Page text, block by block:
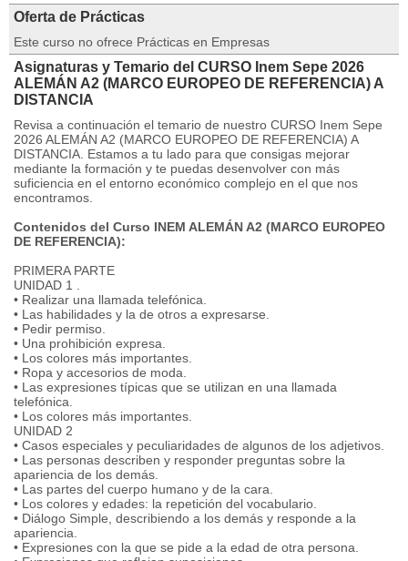
Oferta de Prácticas
Este curso no ofrece Prácticas en Empresas
Asignaturas y Temario del CURSO Inem Sepe 2026
ALEMÁN A2 (MARCO EUROPEO DE REFERENCIA) A
DISTANCIA
Revisa a continuación el temario de nuestro CURSO Inem Sepe
2026 ALEMÁN A2 (MARCO EUROPEO DE REFERENCIA) A
DISTANCIA. Estamos a tu lado para que consigas mejorar
mediante la formación y te puedas desenvolver con más
suficiencia en el entorno económico complejo en el que nos
encontramos.
Contenidos del Curso INEM ALEMÁN A2 (MARCO EUROPEO
DE REFERENCIA):
PRIMERA PARTE
UNIDAD 1 .
• Realizar una llamada telefónica.
• Las habilidades y la de otros a expresarse.
• Pedir permiso.
• Una prohibición expresa.
• Los colores más importantes.
• Ropa y accesorios de moda.
• Las expresiones típicas que se utilizan en una llamada
telefónica.
• Los colores más importantes.
UNIDAD 2
• Casos especiales y peculiaridades de algunos de los adjetivos.
• Las personas describen y responder preguntas sobre la
apariencia de los demás.
• Las partes del cuerpo humano y de la cara.
• Los colores y edades: la repetición del vocabulario.
• Diálogo Simple, describiendo a los demás y responde a la
apariencia.
• Expresiones con la que se pide a la edad de otra persona.